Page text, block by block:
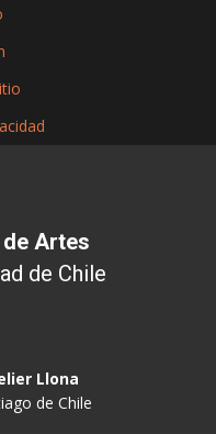
Artes
de Chile
Llona
de Chile